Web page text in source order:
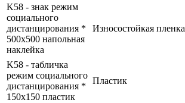
K58 - знак режим
социального
дистанцирования *
500x500 напольная
наклейка
Износостойкая пленка
K58 - табличка
режим социального
дистанцирования *
150x150 пластик
Пластик